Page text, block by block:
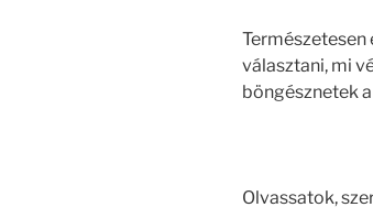
választani, mi
böngésznetek a
Olvassatok,